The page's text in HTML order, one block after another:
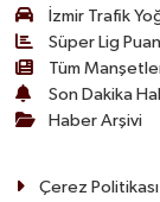
İzmir Trafik
Süper Lig
Tüm
Son Dakika
Haber Arşivi
Çerez Politikası